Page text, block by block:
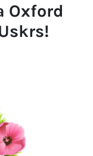
Oxford